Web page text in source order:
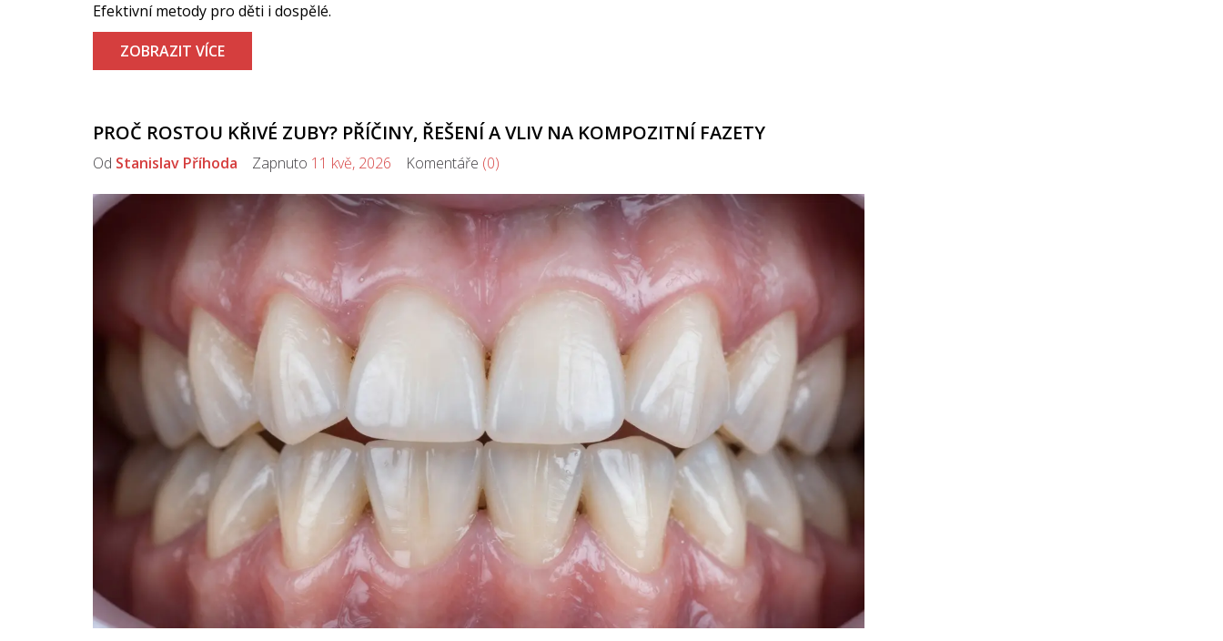
Efektivní metody pro děti i dospělé.
ZOBRAZIT VÍCE
PROČ ROSTOU KŘIVÉ ZUBY? PŘÍČINY, ŘEŠENÍ A VLIV NA KOMPOZITNÍ FAZETY
Od Stanislav Příhoda Zapnuto 11 kvě, 2026 Komentáře (0)